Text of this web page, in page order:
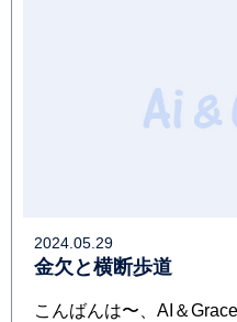
2024.05.29
金欠と横断歩道
こんばんは〜、AI＆